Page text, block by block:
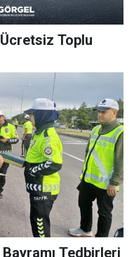
Toplu
Tedbirleri